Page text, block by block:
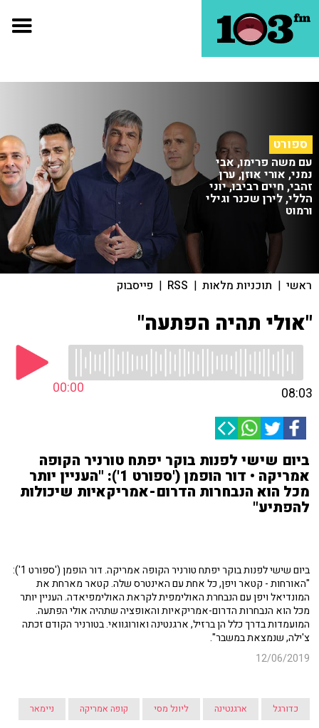
ספורט
עם משה פרימו, אבי
נמני, אורי אוזן, ערן
זהבי, חיים רביבו, יוני
הללי, לירן שכנר וגילי
ורמוט
ראשי | תוכניות מלאות |
RSS
| פייסבוק
"אולי תהיה הפתעה"
00:00 08:03
ביום שישי לפנות בוקר יפתח טורניר הקופה
אמריקה • דור הופמן ('ספורט 1'): "העניין יותר
מכל הוא הנבחרות הדרום-אמריקאיות שיכולות
להפתיע"
ביום שישי לפנות בוקר יפתח טורניר הקופה אמריקה. דור הופמן ('ספורט 1'):
"האורחות - קטאר ויפן, כל אחת עם האינטרס שלה. קטאר מארחת את
המונדיאל ויפן עם הנבחרת האולימפית לקראת האולימפיאדה. העניין יותר
מכל הוא הנבחרות הדרום-אמריקאיות והאופציה שתהיה אולי הפתעה.
המועמדות בדרך כלל הן ברזיל, ארגנטינה ואורוגוואי. בטורניר הקודם זכתה
צ'ילה, שנמצאת במשבר".
12/06/2019
כדורגל ארגנטינה ליונל מסי קופה אמריקה ניימאר